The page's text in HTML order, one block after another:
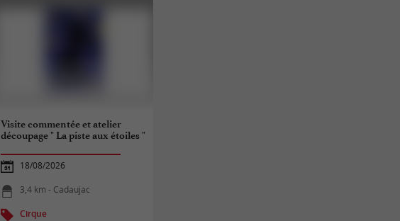
Visite commentée et atelier
découpage " La piste aux étoiles "
18/08/2026
3,4 km - Cadaujac
Cirque